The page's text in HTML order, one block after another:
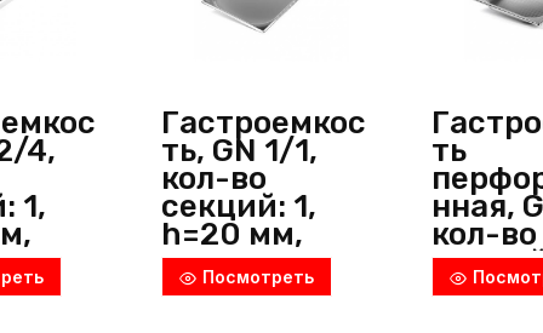
4,
1,
Гастроемкос
ть, GN 1/1,
кол-во
секций: 1,
h=20 мм,
нерж. сталь,
металлик,
Посмотреть
ть
нная,
кол-во
h=40